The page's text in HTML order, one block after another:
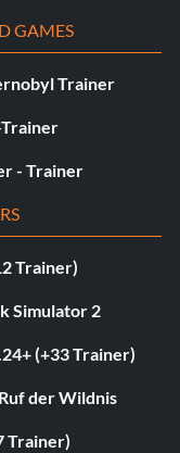
GAMES
Trainer
Trainer
- Trainer
Trainer)
Simulator 2
(+33 Trainer)
der Wildnis
Trainer)